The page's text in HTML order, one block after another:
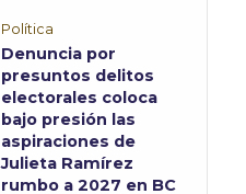
Política
Denuncia por
presuntos delitos
electorales coloca
bajo presión las
aspiraciones de
Julieta Ramírez
rumbo a 2027 en BC